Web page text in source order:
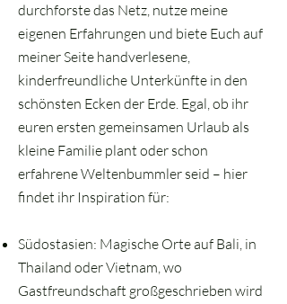
durchforste das Netz, nutze meine
eigenen Erfahrungen und biete Euch auf
meiner Seite handverlesene,
kinderfreundliche Unterkünfte in den
schönsten Ecken der Erde. Egal, ob ihr
euren ersten gemeinsamen Urlaub als
kleine Familie plant oder schon
erfahrene Weltenbummler seid – hier
findet ihr Inspiration für:
Südostasien: Magische Orte auf Bali, in
Thailand oder Vietnam, wo
Gastfreundschaft großgeschrieben wird